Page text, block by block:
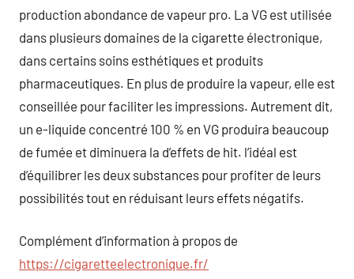
production abondance de vapeur pro. La VG est utilisée
dans plusieurs domaines de la cigarette électronique,
dans certains soins esthétiques et produits
pharmaceutiques. En plus de produire la vapeur, elle est
conseillée pour faciliter les impressions. Autrement dit,
un e-liquide concentré 100 % en VG produira beaucoup
de fumée et diminuera la d’effets de hit. l’idéal est
d’équilibrer les deux substances pour profiter de leurs
possibilités tout en réduisant leurs effets négatifs.
Complément d’information à propos de
https://cigaretteelectronique.fr/